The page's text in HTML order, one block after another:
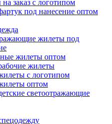
заказ с логотипом
под нанесение оптом
жилеты под
жилеты оптом
жилеты
с логотипом
оптом
светоотражающие